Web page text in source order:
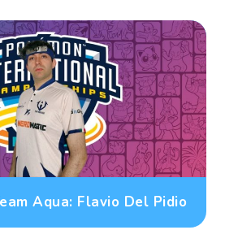
Aqua: Flavio Del Pidio